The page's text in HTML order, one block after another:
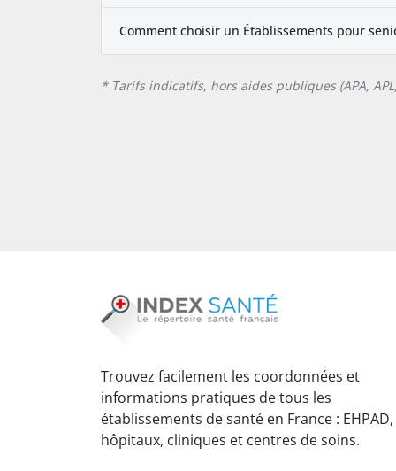
Comment choisir un Établissements pour
* Tarifs indicatifs, hors aides publiques (APA,
Trouvez facilement les coordonnées et
informations pratiques de tous les
établissements de santé en France : EHPAD,
hôpitaux, cliniques et centres de soins.